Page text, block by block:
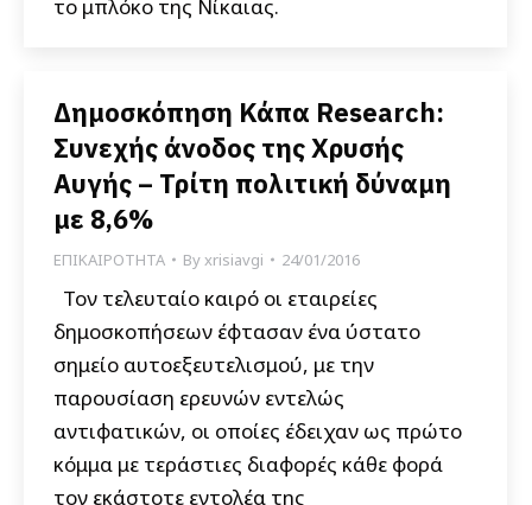
το μπλόκο της Νίκαιας.
Δημοσκόπηση Κάπα Research:
Συνεχής άνοδος της Χρυσής
Αυγής – Τρίτη πολιτική δύναμη
με 8,6%
ΕΠΙΚΑΙΡΟΤΗΤΑ Byxrisiavgi 24/01/2016
Τον τελευταίο καιρό οι εταιρείες
δημοσκοπήσεων έφτασαν ένα ύστατο
σημείο αυτοεξευτελισμού, με την
παρουσίαση ερευνών εντελώς
αντιφατικών, οι οποίες έδειχαν ως πρώτο
κόμμα με τεράστιες διαφορές κάθε φορά
τον εκάστοτε εντολέα της